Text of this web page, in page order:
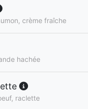
crème fraîche
hachée
raclette